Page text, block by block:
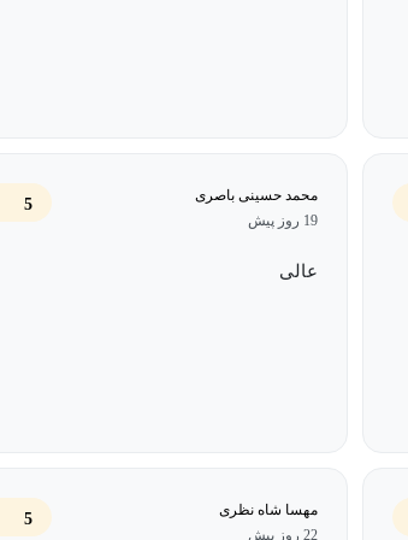
محمد حسینی باصری
19 روز پیش
5
عالی
مهسا شاه نظری
22 روز پیش
5